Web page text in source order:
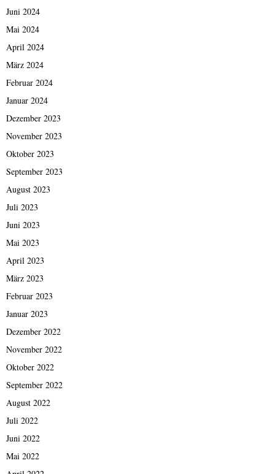
Juni 2024
Mai 2024
April 2024
März 2024
Februar 2024
Januar 2024
Dezember 2023
November 2023
Oktober 2023
September 2023
August 2023
Juli 2023
Juni 2023
Mai 2023
April 2023
März 2023
Februar 2023
Januar 2023
Dezember 2022
November 2022
Oktober 2022
September 2022
August 2022
Juli 2022
Juni 2022
Mai 2022